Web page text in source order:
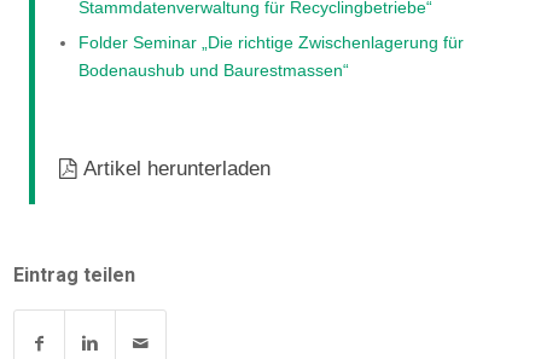
Stammdatenverwaltung für Recyclingbetriebe“
Folder Seminar „Die richtige Zwischenlagerung für
Bodenaushub und Baurestmassen“
Artikel herunterladen
Eintrag teilen